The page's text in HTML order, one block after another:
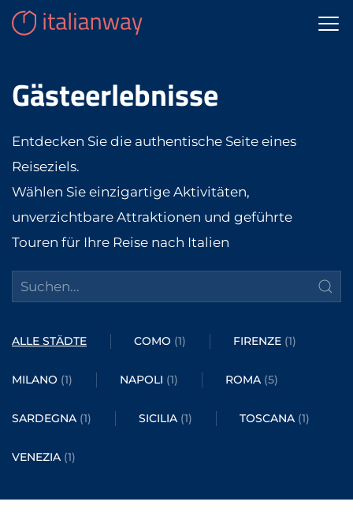
Gästeerlebnisse
Entdecken Sie die authentische Seite eines
Reiseziels.
Wählen Sie einzigartige Aktivitäten,
unverzichtbare Attraktionen und geführte
Touren für Ihre Reise nach Italien
ALLE STÄDTE COMO (1) FIRENZE (1)
MILANO (1) NAPOLI (1) ROMA (5)
SARDEGNA (1) SICILIA (1) TOSCANA (1)
VENEZIA (1)